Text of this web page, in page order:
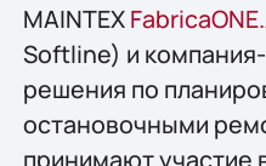
MAINTEX
Softline) и
решения по
остановочными
принимают участие